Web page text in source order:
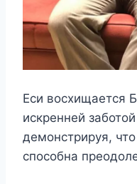
Еси восхищается
искренней
демонстрируя,
способна